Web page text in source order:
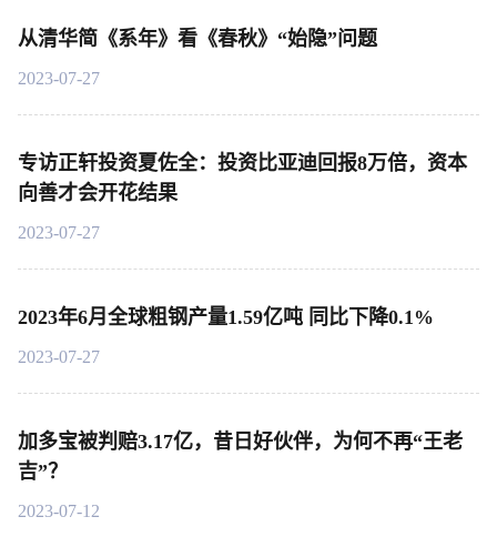
从清华简《系年》看《春秋》“始隐”问题
2023-07-27
专访正轩投资夏佐全：投资比亚迪回报8万倍，资本
向善才会开花结果
2023-07-27
2023年6月全球粗钢产量1.59亿吨 同比下降0.1%
2023-07-27
加多宝被判赔3.17亿，昔日好伙伴，为何不再“王老
吉”？
2023-07-12